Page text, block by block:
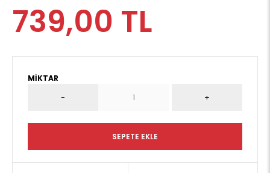
739,00 TL
MIKTAR